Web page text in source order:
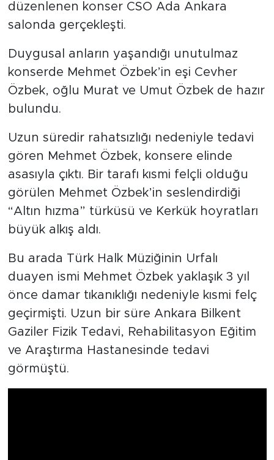
düzenlenen konser CSO Ada Ankara
salonda gerçekleşti.
Duygusal anların yaşandığı unutulmaz
konserde Mehmet Özbek’in eşi Cevher
Özbek, oğlu Murat ve Umut Özbek de hazır
bulundu.
Uzun süredir rahatsızlığı nedeniyle tedavi
gören Mehmet Özbek, konsere elinde
asasıyla çıktı. Bir tarafı kısmi felçli olduğu
görülen Mehmet Özbek’in seslendirdiği
“Altın hızma” türküsü ve Kerkük hoyratları
büyük alkış aldı.
Bu arada Türk Halk Müziğinin Urfalı
duayen ismi Mehmet Özbek yaklaşık 3 yıl
önce damar tıkanıklığı nedeniyle kısmi felç
geçirmişti. Uzun bir süre Ankara Bilkent
Gaziler Fizik Tedavi, Rehabilitasyon Eğitim
ve Araştırma Hastanesinde tedavi
görmüştü.